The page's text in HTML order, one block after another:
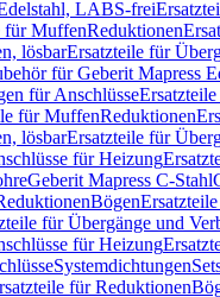
LABS-frei
für MuffenReduktionen
lösbarErsatzteile für
für Geberit Mapress
für Anschlüsse
für MuffenReduktionen
lösbarErsatzteile für
für Heizung
Geberit Mapress C-Stahl
Bögen
für Übergänge und
für Heizung
Systemdichtungen
für Reduktionen